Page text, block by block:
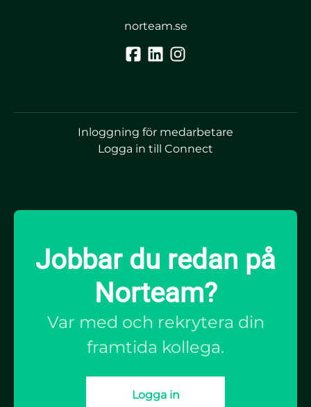
norteam.se
Inloggning för medarbetare
Logga in till Connect
Jobbar du redan på
Norteam?
Var med och rekrytera din
framtida kollega.
Logga in